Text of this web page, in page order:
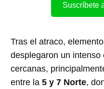
Suscríbete
Tras el atraco,
desplegaron un
cercanas,
entre la5 y 7 Norte,